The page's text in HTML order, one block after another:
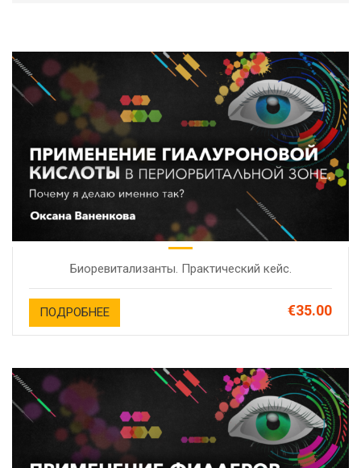
Биоревитализанты. Практический кейс.
ПОДРОБНЕЕ €35.00